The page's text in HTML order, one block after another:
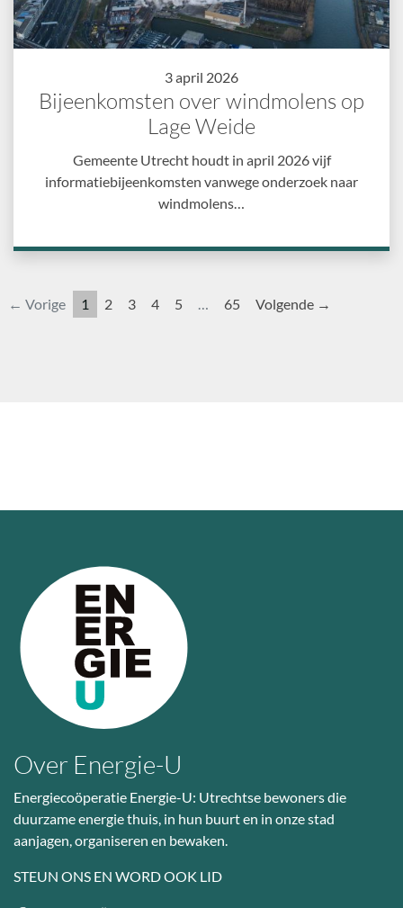
3 april 2026
Bijeenkomsten over windmolens op
Lage Weide
Gemeente Utrecht houdt in april 2026 vijf
informatiebijeenkomsten vanwege onderzoek naar
windmolens…
← Vorige 1 2 3 4 5 … 65 Volgende →
Over Energie-U
Energiecoöperatie Energie-U: Utrechtse bewoners die
duurzame energie thuis, in hun buurt en in onze stad
aanjagen, organiseren en bewaken.
STEUN ONS EN WORD OOK LID